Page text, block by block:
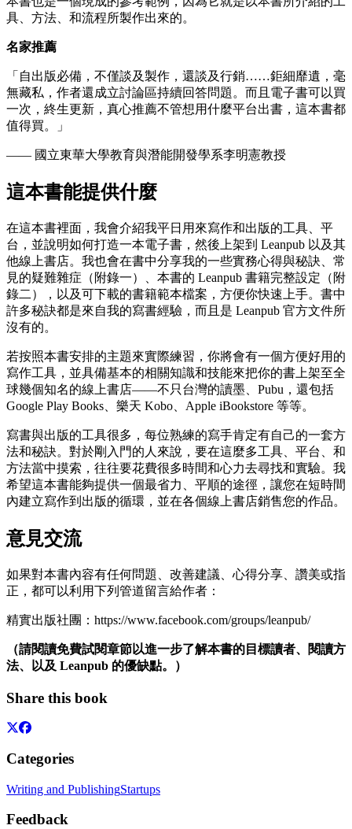
具、方法、和流程所製作出來的。
名家推薦
「自出版必備，不僅談及製作，還談及行銷……鉅細靡遺，毫
無藏私，作者還成立討論區持續回答問題。而且電子書可以買
一次，終生更新，真心推薦不管想用什麼平台出書，這本書都
值得買。」
—— 國立東華大學教育與潛能開發學系李明憲教授
這本書能提供什麼
在這本書裡面，我會介紹我平日用來寫作和出版的工具、平
台，並說明如何打造一本電子書，然後上架到 Leanpub 以及其
他線上書店。我也會在書中分享我的一些實務心得與秘訣、常
見的疑難雜症（附錄一）、本書的 Leanpub 書籍完整設定（附
錄二），以及可下載的書籍範本檔案，方便你快速上手。書中
許多秘訣都是來自我的寫書經驗，而且是 Leanpub 官方文件所
沒有的。
若按照本書安排的主題來實際練習，你將會有一個方便好用的
寫作工具，並具備基本的相關知識和技能來把你的書上架至全
球幾個知名的線上書店——不只台灣的讀墨、Pubu，還包括
Google Play Books、樂天 Kobo、Apple iBookstore 等等。
寫書與出版的工具很多，每位熟練的寫手肯定有自己的一套方
法和秘訣。對於剛入門的人來說，要在這麼多工具、平台、和
方法當中摸索，往往要花費很多時間和心力去尋找和實驗。我
希望這本書能夠提供一個最省力、平順的途徑，讓您在短時間
內建立寫作到出版的循環，並在各個線上書店銷售您的作品。
意見交流
如果對本書內容有任何問題、改善建議、心得分享、讚美或指
正，都可以利用下列管道留言給作者：
精實出版社團：https://www.facebook.com/groups/leanpub/
（請閱讀免費試閱章節以進一步了解本書的目標讀者、閱讀方
法、以及 Leanpub 的優缺點。）
Share this book
Categories
Writing and PublishingStartups
Feedback